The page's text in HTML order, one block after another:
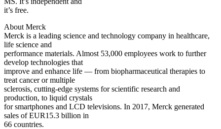
it’s free.
About Merck
Merck is a leading science and technology company in healthcare,
life science and
performance materials. Almost 53,000 employees work to further
develop technologies that
improve and enhance life — from biopharmaceutical therapies to
treat cancer or multiple
sclerosis, cutting-edge systems for scientific research and
production, to liquid crystals
for smartphones and LCD televisions. In 2017, Merck generated
sales of EUR15.3 billion in
66 countries.